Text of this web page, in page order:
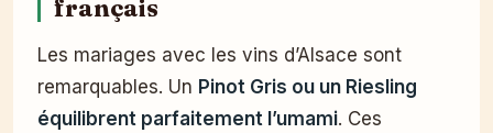
français
Les mariages avec les vins d’Alsace sont
remarquables. Un Pinot Gris ou un Riesling
équilibrent parfaitement l’umami. Ces